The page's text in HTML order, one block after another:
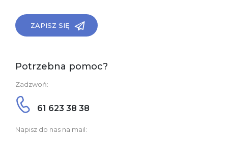
ZAPISZ SIĘ
Potrzebna pomoc?
Zadzwoń:
61 623 38 38
Napisz do nas na mail: